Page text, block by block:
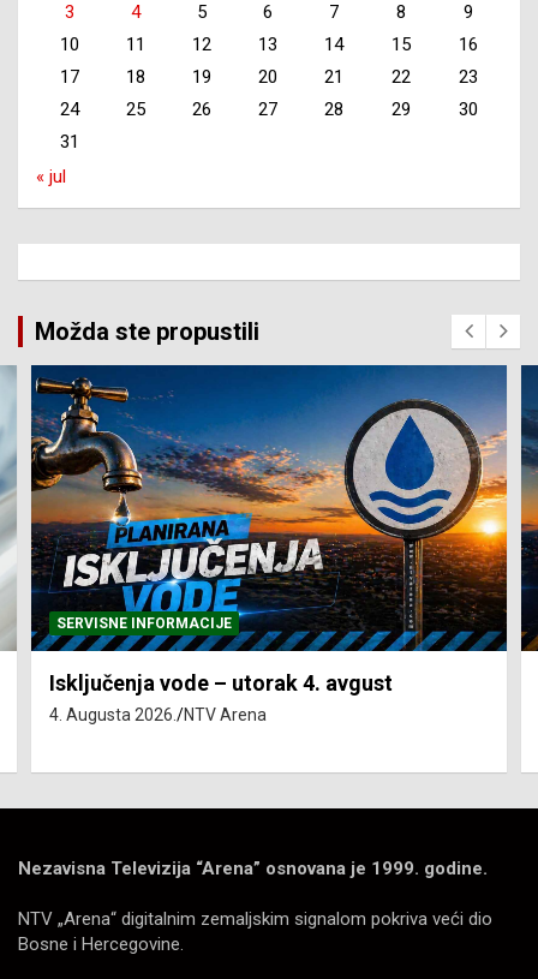
3
4 5 6 7 8
9
10
11 12 13 14 15
16
17
18 19 20 21 22
23
24
25 26 27 28 29
30
31
« jul
Možda ste propustili
SERVISNE INFORMACIJE
Isključenja vode – utorak 4. avgust
4. Augusta 2026. NTV Arena
Nezavisna Televizija “Arena” osnovana je 1999. godine.
NTV „Arena“ digitalnim zemaljskim signalom pokriva veći dio
Bosne i Hercegovine.